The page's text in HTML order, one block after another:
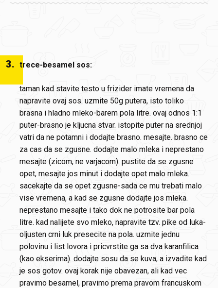
3. trece-besamel sos:
taman kad stavite testo u frizider imate vremena da
napravite ovaj sos. uzmite 50g putera, isto toliko
brasna i hladno mleko-barem pola litre. ovaj odnos 1:1
puter-brasno je kljucna stvar. istopite puter na srednjoj
vatri da ne potamni i dodajte brasno. mesajte. brasno ce
za cas da se zgusne. dodajte malo mleka i neprestano
mesajte (zicom, ne varjacom). pustite da se zgusne
opet, mesajte jos minut i dodajte opet malo mleka.
sacekajte da se opet zgusne-sada ce mu trebati malo
vise vremena, a kad se zgusne dodajte jos mleka.
neprestano mesajte i tako dok ne potrosite bar pola
litre. kad nalijete svo mleko, napravite tzv. pike od luka-
oljusten crni luk presecite na pola. uzmite jednu
polovinu i list lovora i pricvrstite ga sa dva karanfilica
(kao ekserima). dodajte sosu da se kuva, a izvadite kad
je sos gotov. ovaj korak nije obavezan, ali kad vec
pravimo besamel, pravimo prema pravom francuskom